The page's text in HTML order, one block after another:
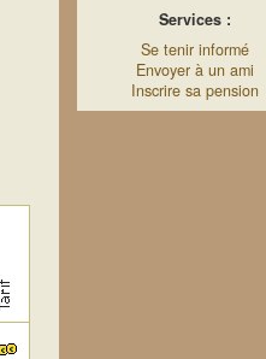
Services :
Se tenir informé
Envoyer à un ami
Inscrire sa pension